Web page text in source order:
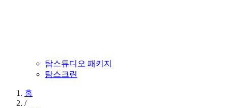
탐스튜디오 패키지
탐스크린
홈
/